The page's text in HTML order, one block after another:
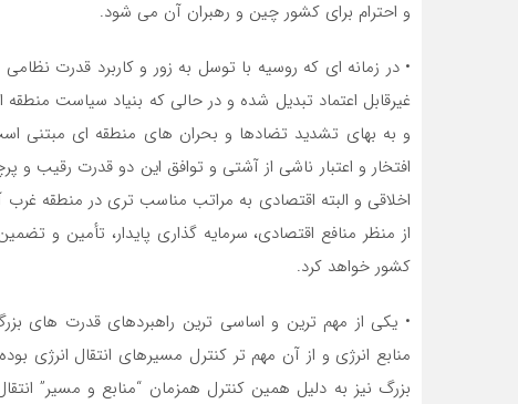
و احترام برای کشور چین و رهبران آن می شود.
• در زمانه ای که روسیه با توسل به زور و کاربرد قدرت
غیرقابل اعتماد تبدیل شده و در حالی که بنیاد سیاست
و به بهای تشدید تضادها و بحران های منطقه ای مبتنی
افتخار و اعتبار ناشی از آشتی و توافق این دو قدرت رقیب
اخلاقی و البته اقتصادی به مراتب مناسب تری در منطقه
از منظر منافع اقتصادی، سرمایه گذاری پایدار، تأمین و
کشور خواهد کرد.
• یکی از مهم ترین و اساسی ترین راهبردهای قدرت های
منابع انرژی و از آن مهم تر کنترل مسیرهای انتقال
بزرگ نیز به دلیل همین کنترل همزمان “منابع و مسیر”